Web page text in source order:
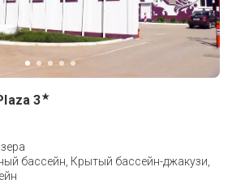
3★
бассейн, Крытый бассейн-джакузи,